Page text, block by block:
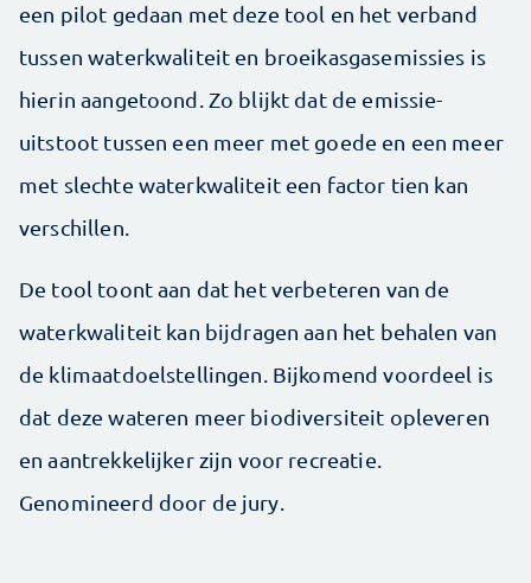
een pilot gedaan met deze tool en het verband
tussen waterkwaliteit en broeikasgasemissies is
hierin aangetoond. Zo blijkt dat de emissie-
uitstoot tussen een meer met goede en een meer
met slechte waterkwaliteit een factor tien kan
verschillen.
De tool toont aan dat het verbeteren van de
waterkwaliteit kan bijdragen aan het behalen van
de klimaatdoelstellingen. Bijkomend voordeel is
dat deze wateren meer biodiversiteit opleveren
en aantrekkelijker zijn voor recreatie.
Genomineerd door de jury.